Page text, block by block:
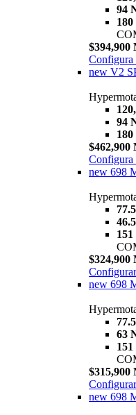
94
$394,900
Configura
new V2
94
$462,900
Configura
new 698
$324,900
Configurar
new 698
63
$315,900
Configurar
new 698